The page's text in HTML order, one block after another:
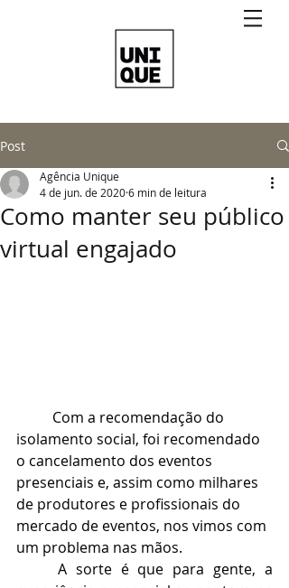
Post
Como manter seu público
virtual engajado
Agência Unique
4 de jun. de 20206 min de leitura
Com a recomendação do
isolamento social, foi recomendado
o cancelamento dos eventos
presenciais e, assim como milhares
de produtores e profissionais do
mercado de eventos, nos vimos com
um problema nas mãos.
A sorte é que para gente, a